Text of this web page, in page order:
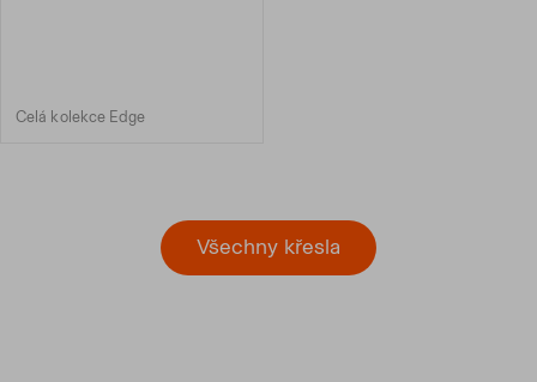
Celá kolekce Edge
Všechny křesla